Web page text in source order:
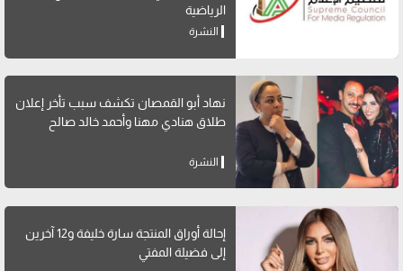
الرياضية
النشرة
نهاد أبو القمصان تكشف سبب تأخر إعلان
طلاق هنادي مهنا وأحمد خالد صالح
النشرة
إحالة أوراق المنتجة سارة خليفة و12 آخرين
إلى فضيلة المفتي